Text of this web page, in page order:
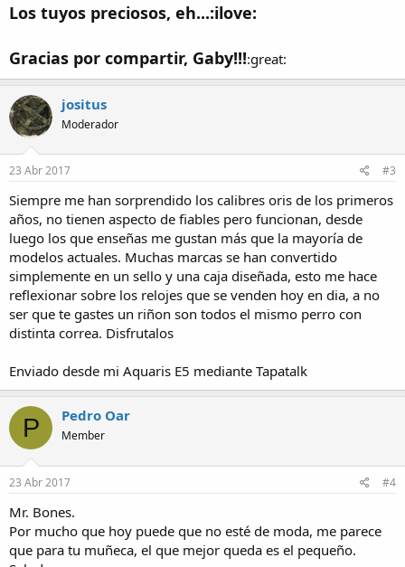
Los tuyos preciosos, eh...:ilove:
Gracias por compartir, Gaby!!!:great:
jositus
Moderador
23 Abr 2017 #3
Siempre me han sorprendido los calibres oris de los primeros
años, no tienen aspecto de fiables pero funcionan, desde
luego los que enseñas me gustan más que la mayoría de
modelos actuales. Muchas marcas se han convertido
simplemente en un sello y una caja diseñada, esto me hace
reflexionar sobre los relojes que se venden hoy en dia, a no
ser que te gastes un riñon son todos el mismo perro con
distinta correa. Disfrutalos
Enviado desde mi Aquaris E5 mediante Tapatalk
P Pedro Oar
Member
23 Abr 2017 #4
Mr. Bones.
Por mucho que hoy puede que no esté de moda, me parece
que para tu muñeca, el que mejor queda es el pequeño.